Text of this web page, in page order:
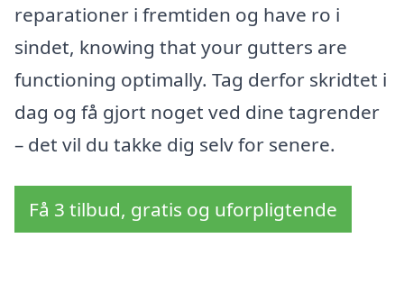
reparationer i fremtiden og have ro i
sindet, knowing that your gutters are
functioning optimally. Tag derfor skridtet i
dag og få gjort noget ved dine tagrender
– det vil du takke dig selv for senere.
Få 3 tilbud, gratis og uforpligtende